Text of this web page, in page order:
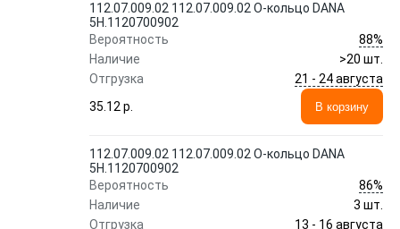
112.07.009.02 112.07.009.02 О-кольцо DANA
5H.1120700902
Вероятность
88%
Наличие
>20 шт.
Отгрузка
21 - 24 августа
35.12 p.
В корзину
112.07.009.02 112.07.009.02 О-кольцо DANA
5H.1120700902
Вероятность
86%
Наличие
3 шт.
Отгрузка
13 - 16 августа